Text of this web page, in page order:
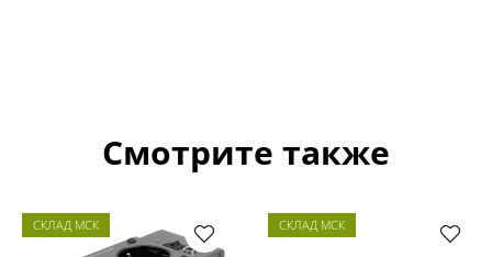
Смотрите также
СКЛАД МСК СКЛАД МСК